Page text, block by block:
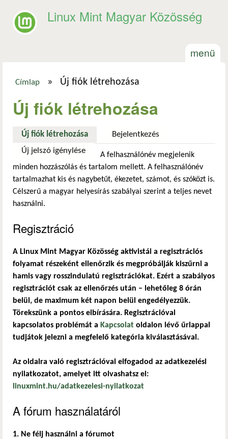
Linux Mint Magyar Közösség
menü
Jelenlegi hely
Címlap » Új fiók létrehozása
Új fiók létrehozása
Új fiók létrehozása (aktív fül)Bejelentkezés
Új jelszó igénylése
A felhasználónév megjelenik
minden hozzászólás és tartalom mellett. A felhasználónév
tartalmazhat kis és nagybetűt, ékezetet, számot, és szóközt is.
Célszerű a magyar helyesírás szabályai szerint a teljes nevet
használni.
Regisztráció
A Linux Mint Magyar Közösség aktivistái a regisztrációs
folyamat részeként ellenőrzik és megpróbálják kiszűrni a
hamis vagy rosszindulatú regisztrációkat. Ezért a szabályos
regisztrációt csak az ellenőrzés után – lehetőleg 8 órán
belül, de maximum két napon belül engedélyezzük.
Törekszünk a pontos elbírására. Regisztrációval
kapcsolatos problémát a Kapcsolat oldalon lévő űrlappal
tudjátok jelezni a megfelelő kategória kiválasztásával.
Az oldalra való regisztrációval elfogadod az adatkezelési
nyilatkozatot, amelyet itt olvashatsz el:
linuxmint.hu/adatkezelesi-nyilatkozat
A fórum használatáról
1. Ne félj használni a fórumot